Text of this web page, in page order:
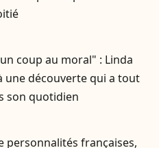
un coup au moral" : Linda
une découverte qui a tout
son quotidien
personnalités françaises,